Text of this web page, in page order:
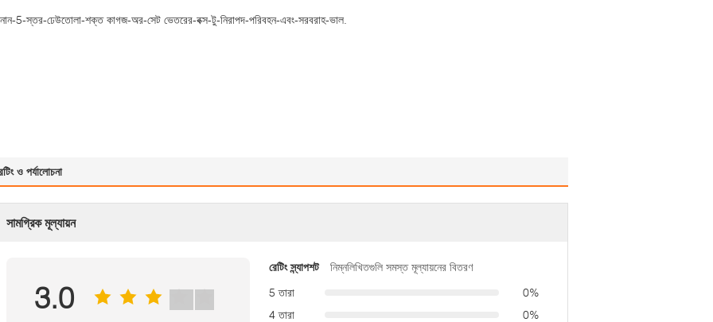
5-স্তর-ঢেউতোলা-শক্ত কাগজ-অর-সেট ভেতরের-বক্স-টু-নিরাপদ-পরিবহন-এবং-সরবরাহ-ভাল.
ও পর্যালোচনা
সামগ্রিক মূল্যায়ন
3.0
রেটিং স্ন্যাপশট
নিম্নলিখিতগুলি সমস্ত মূল্যায়নের বিতরণ
5 তারা
0%
4 তারা
0%